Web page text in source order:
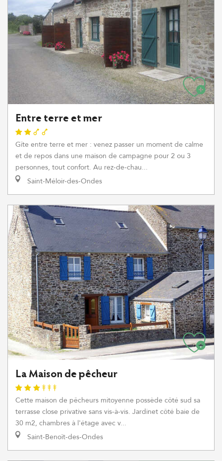
Entre terre et mer
Gîte entre terre et mer : venez passer un moment de calme
et de repos dans une maison de campagne pour 2 ou 3
personnes, tout confort. Au rez-de-chau...
Saint-Méloir-des-Ondes
La Maison de pêcheur
Cette maison de pêcheurs mitoyenne possède côté sud sa
terrasse close privative sans vis-à-vis. Jardinet côté baie de
30 m2, chambres à l'étage avec v...
Saint-Benoît-des-Ondes